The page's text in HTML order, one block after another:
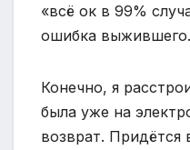
«всё ок в 99%
ошибка выжившего.
Конечно, я
была уже на
возврат. Придётся